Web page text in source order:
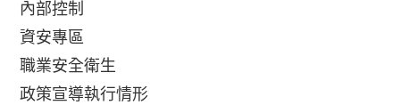
內部控制
資安專區
職業安全衛生
政策宣導執行情形